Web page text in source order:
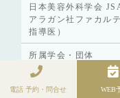
日本美容外科学会
アラガン社ファカル
指導医）
所属学会・団体
日本美容外科学会
日本形成外科学会会
電話 予約・問合せ WEB